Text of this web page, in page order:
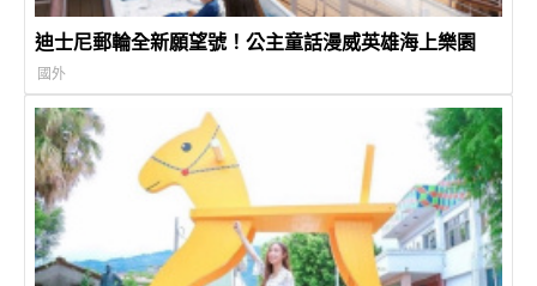
迪士尼郵輪全新願望號！公主童話漫威英雄海上樂園
國外